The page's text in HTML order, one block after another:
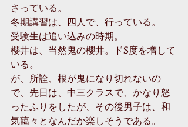
さっている。
冬期講習は、四人で、行っている。
受験生は追い込みの時期。
櫻井は、当然鬼の櫻井。ドS度を増して
いる。
が、所詮、根が鬼になり切れないの
で、先日は、中三クラスで、かなり怒
ったふりをしたが、その後男子は、和
気藹々となんだか楽しそうである。